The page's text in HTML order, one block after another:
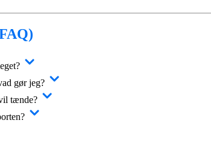
gør jeg?
tænde?